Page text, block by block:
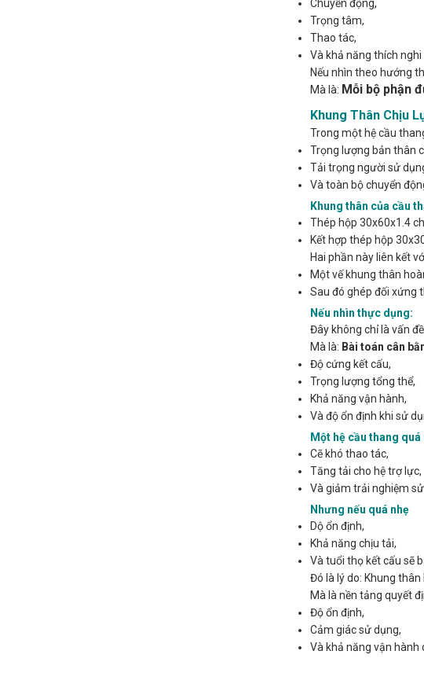
Chuyển động,
Trọng tâm,
Thao tác,
Và khả năng thích
Nếu nhìn theo hướng
Mà là: Mỗi bộ phận
Khung Thân Chịu
Trong một hệ cầu
Trọng lượng bản thân
Tải trọng người sử
Và toàn bộ chuyển
Khung thân của cầu
Thép hộp 30x60x1.4
Kết hợp thép hộp
Hai phần này liên kết
Một vế khung thân
Sau đó ghép đối xứng
Nếu nhìn thực dụng:
Đây không chỉ là vấn đề
Mà là: Bài toán cân
Độ cứng kết cấu,
Trọng lượng tổng thể,
Khả năng vận hành,
Và độ ổn định khi sử
Một hệ cầu thang quá
Cẽ khó thao tác,
Tăng tải cho hệ trợ lực,
Và giảm trải nghiệm sử
Nhưng nếu quá nhẹ
Dộ ổn định,
Khả năng chịu tải,
Và tuổi thọ kết cấu sẽ
Đó là lý do: Khung thân
Mà là nền tảng quyết
Độ ổn định,
Cảm giác sử dụng,
Và khả năng vận hành